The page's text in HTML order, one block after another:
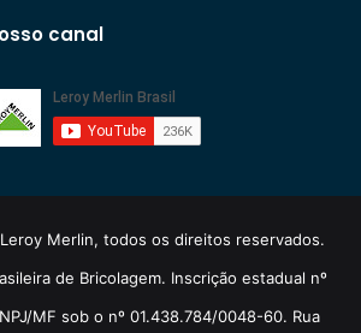
canal
Merlin, todos os direitos reservados.
de Bricolagem. Inscrição estadual nº
MF sob o nº 01.438.784/0048-60. Rua